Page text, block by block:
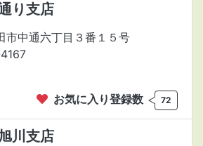
り支店
市中通六丁目３番１５号
お気に入り登録数 72
川支店